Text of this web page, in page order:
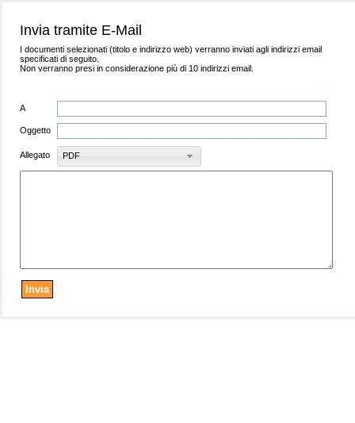
Invia tramite E-Mail
I documenti selezionati (titolo e indirizzo web) verranno inviati agli indirizzi email
specificati di seguito.
Non verranno presi in considerazione più di 10 indirizzi email.
A
Oggetto
Allegato PDF